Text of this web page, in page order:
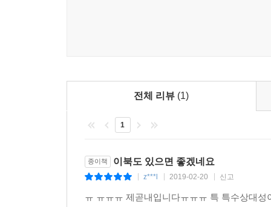
쌍둥이 패러독스twin paradox는 움직이는 시계가
…일란성 쌍둥이인 노라와 베라는 완벽하게 눈
우주여행을 떠났다가 긴 여행을 마치고 집으로
들어버린 사실을 알게 될 것이다. 혹은 그녀가 여
자, 이건 각본이다.
전체 리뷰 (1)
1
종이책 이북도 있으면 좋겠네요
z***l 2019-02-20 신고
ㅠ ㅠㅠㅠ 제곧내입니다ㅠㅠㅠ 특 특수상대